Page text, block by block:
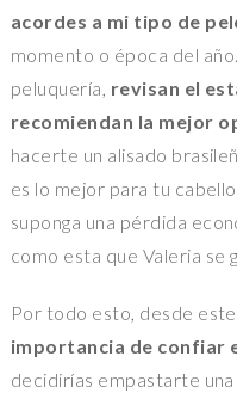
acordes a mi tipo de
momento o época del
peluquería, revisan el
recomiendan la mejor
hacerte un alisado
es lo mejor para tu
suponga una pérdida
como esta que Valeria se
Por todo esto, desde este
importancia de confiar
decidirías empastarte